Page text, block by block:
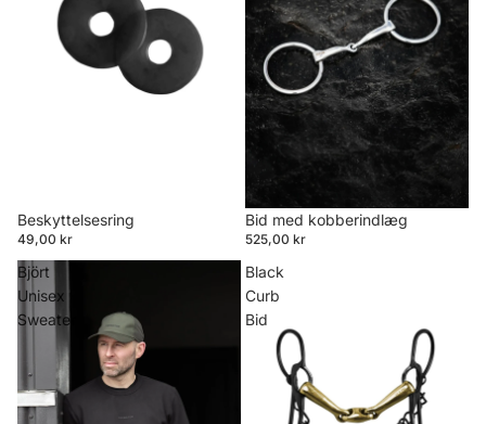
Beskyttelsesring
49,00 kr
Bid med kobberindlæg
525,00 kr
Björt
Unisex
Sweater
Black
Curb
Bid